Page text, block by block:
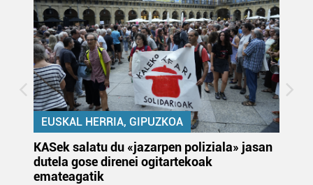
EUSKAL HERRIA, GIPUZKOA
KASek salatu du «jazarpen poliziala» jasan
dutela gose direnei ogitartekoak
emateagatik